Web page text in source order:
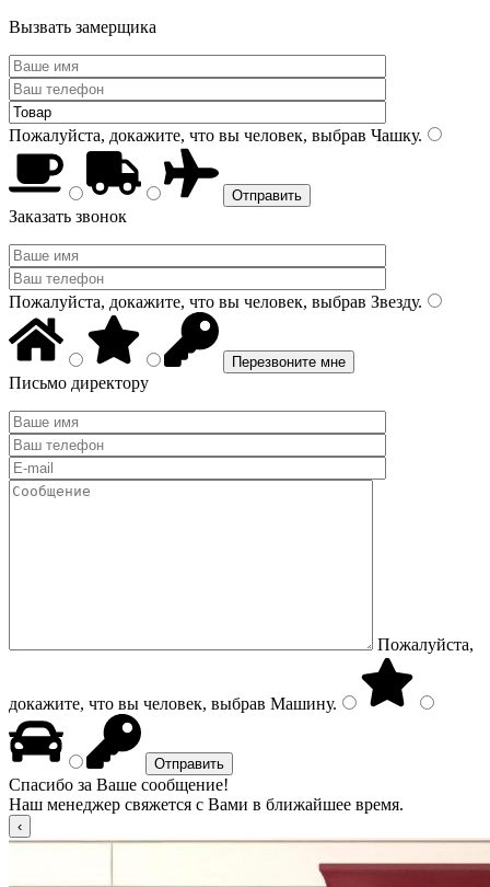
Вызвать замерщика
Пожалуйста, докажите, что вы человек, выбрав Чашку.
Заказать звонок
Пожалуйста, докажите, что вы человек, выбрав Звезду.
Письмо директору
Пожалуйста,
докажите, что вы человек, выбрав Машину.
Спасибо за Ваше сообщение!
Наш менеджер свяжется с Вами в ближайшее время.